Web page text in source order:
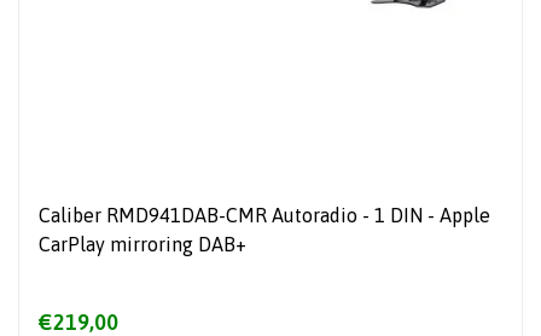
Caliber RMD941DAB-CMR Autoradio - 1 DIN - Apple
CarPlay mirroring DAB+
€219,00